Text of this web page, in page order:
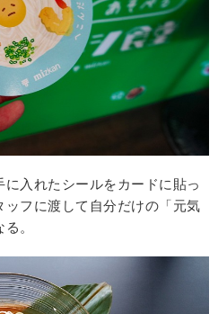
入れたシールをカードに貼っ
フに渡して自分だけの「元気
。